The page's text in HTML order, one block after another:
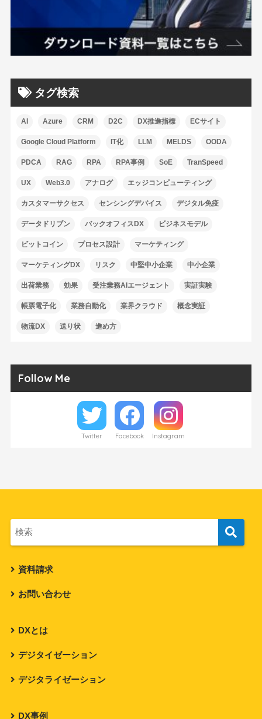
タグ検索
AI Azure CRM D2C DX推進指標 ECサイト
Google Cloud Platform IT化 LLM MELDS OODA
PDCA RAG RPA RPA事例 SoE TranSpeed
UX Web3.0 アナログ エッジコンピューティング
カスタマーサクセス センシングデバイス デジタル免疫
データドリブン バックオフィスDX ビジネスモデル
ビットコイン プロセス設計 マーケティング
マーケティングDX リスク 中堅中小企業 中小企業
出荷業務 効果 受注業務AIエージェント 実証実験
帳票電子化 業務自動化 業界クラウド 概念実証
物流DX 送り状 進め方
Follow Me
Twitter Facebook Instagram
資料請求
お問い合わせ
DXとは
デジタイゼーション
デジタライゼーション
DX事例